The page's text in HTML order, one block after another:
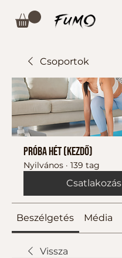
Csoportok
Próba hét (kezdő)
Nyilvános · 139 tag
Csatlakozás
Beszélgetés Média
Vissza